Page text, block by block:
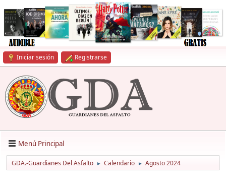
Iniciar sesión Registrarse
Menú Principal
GDA.-Guardianes Del Asfalto ► Calendario ► Agosto 2024